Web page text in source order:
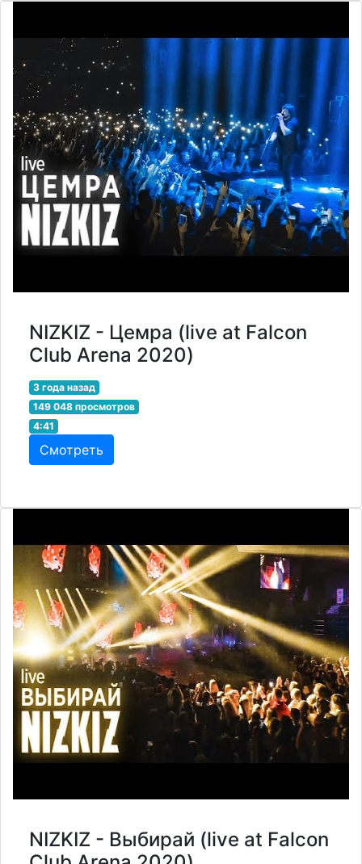
NIZKIZ - Цемра (live at Falcon
Club Arena 2020)
3 года назад
149 048 просмотров
4:41
Смотреть
NIZKIZ - Выбирай (live at Falcon